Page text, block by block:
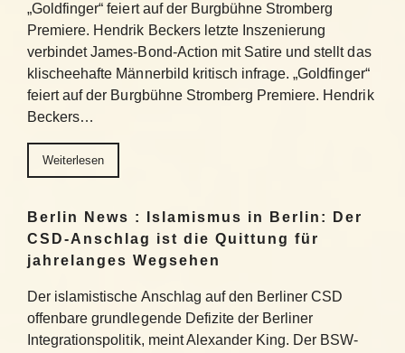
„Goldfinger“ feiert auf der Burgbühne Stromberg
Premiere. Hendrik Beckers letzte Inszenierung
verbindet James-Bond-Action mit Satire und stellt das
klischeehafte Männerbild kritisch infrage. „Goldfinger“
feiert auf der Burgbühne Stromberg Premiere. Hendrik
Beckers…
Weiterlesen
Berlin News : Islamismus in Berlin: Der
CSD-Anschlag ist die Quittung für
jahrelanges Wegsehen
Der islamistische Anschlag auf den Berliner CSD
offenbare grundlegende Defizite der Berliner
Integrationspolitik, meint Alexander King. Der BSW-